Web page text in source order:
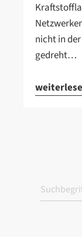
nicht in
gedreht…